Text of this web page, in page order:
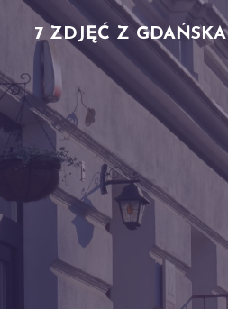
7 ZDJĘĆ Z GDAŃSKA